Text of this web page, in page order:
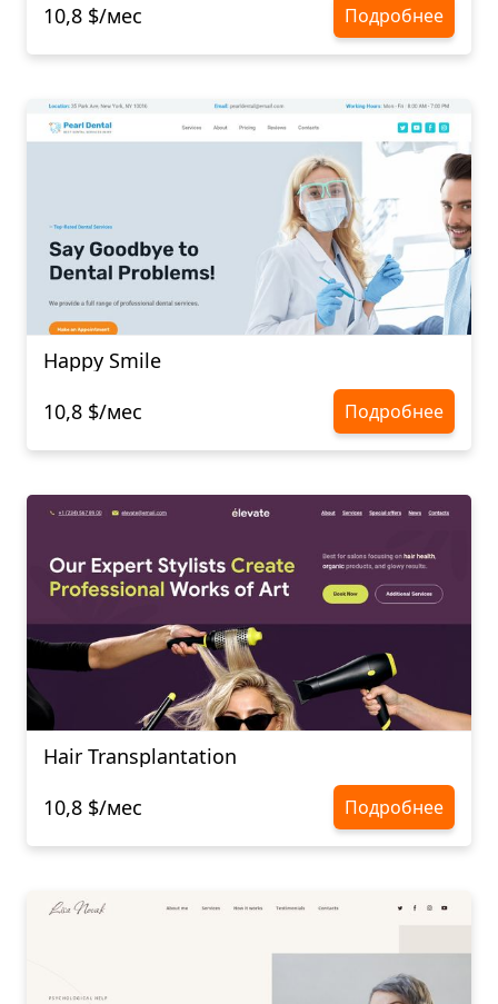
10,8 $/мес
Подробнее
Happy Smile
10,8 $/мес
Подробнее
Hair Transplantation
10,8 $/мес
Подробнее